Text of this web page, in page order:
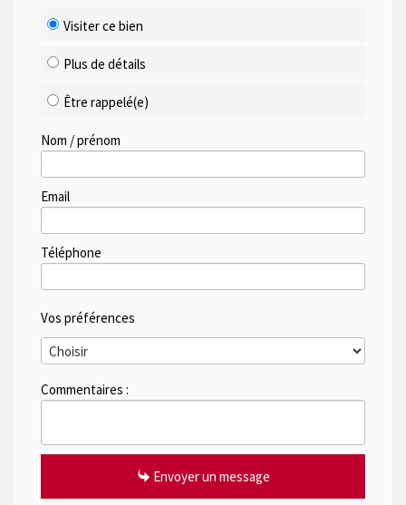
Visiter ce bien
Plus de détails
Être rappelé(e)
Nom / prénom
Email
Téléphone
Vos préférences
Commentaires :
Envoyer un message